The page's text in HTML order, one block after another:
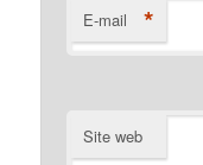
E-mail *
Site web